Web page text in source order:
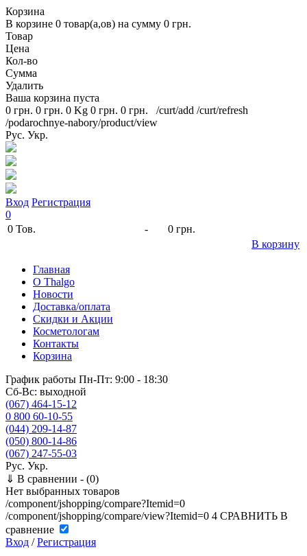
Корзина
В корзине 0 товар(а,ов) на сумму 0 грн.
Товар
Цена
Кол-во
Сумма
Удалить
Ваша корзина пуста
0 грн. 0 грн. 0 Kg 0 грн. 0 грн. /curt/add /curt/refresh
/podarochnye-nabory/product/view
Рус. Укр.
Вход Регистрация
0
0 Тов. -
0 грн.
В корзину
Главная
O Thalgo
Новости
Доставка/оплата
Скидки и Акции
Косметологам
Контакты
Корзина
График работы Пн-Пт: 9:00 - 18:30
Сб-Вс: выходной
(067) 464-15-12
0 800 60-10-55
(044) 209-14-87
(050) 800-14-86
(067) 247-55-03
Рус. Укр.
⇓ В сравнении - (0)
Нет выбранных товаров
/component/jshopping/compare?Itemid=0
/component/jshopping/compare/view?Itemid=0 4 СРАВНИТЬ В
сравнение
Вход /Регистрация